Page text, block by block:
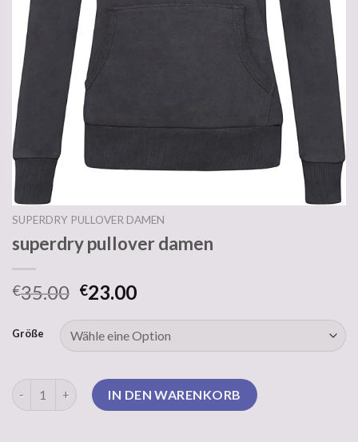
SUPERDRY PULLOVER DAMEN
superdry pullover damen
€35.00 €23.00
Größe
superdry pullover damen Menge
IN DEN WARENKORB